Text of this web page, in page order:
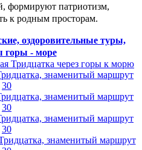
формируют патриотизм,
к родным просторам.
оздоровительные туры,
- море